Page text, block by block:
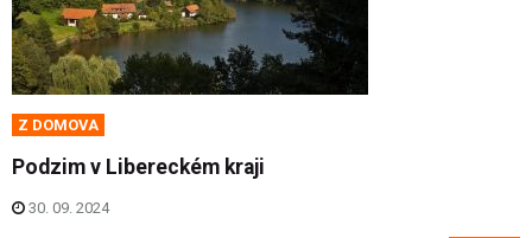
Z DOMOVA
Podzim v Libereckém kraji
30. 09. 2024